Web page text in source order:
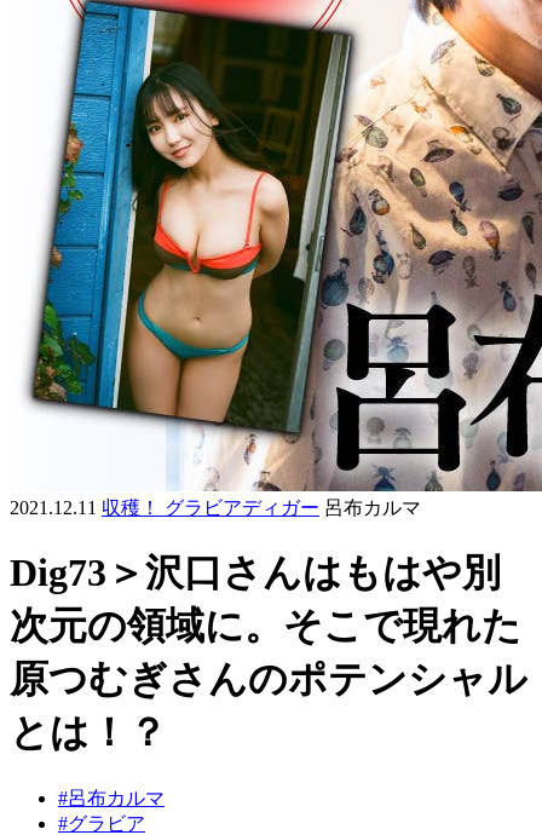
2021.12.11 収穫！ グラビアディガー 呂布カルマ
Dig73＞沢口さんはもはや別
次元の領域に。そこで現れた
原つむぎさんのポテンシャル
とは！？
#呂布カルマ
#グラビア